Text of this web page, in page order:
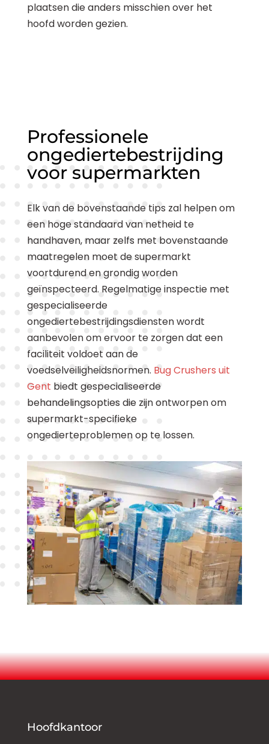
plaatsen die anders misschien over het
hoofd worden gezien.
Professionele
ongediertebestrijding
voor supermarkten
Elk van de bovenstaande tips zal helpen om
een hoge standaard van netheid te
handhaven, maar zelfs met bovenstaande
maatregelen moet de supermarkt
voortdurend en grondig worden
geïnspecteerd. Regelmatige inspectie met
gespecialiseerde
ongediertebestrijdingsdiensten wordt
aanbevolen om ervoor te zorgen dat een
faciliteit voldoet aan de
voedselveiligheidsnormen. Bug Crushers uit
Gent biedt gespecialiseerde
behandelingsopties die zijn ontworpen om
supermarkt-specifieke
ongedierteproblemen op te lossen.
Hoofdkantoor